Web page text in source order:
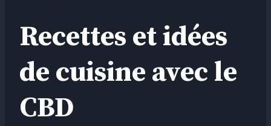
Recettes et idées
de cuisine avec le
CBD